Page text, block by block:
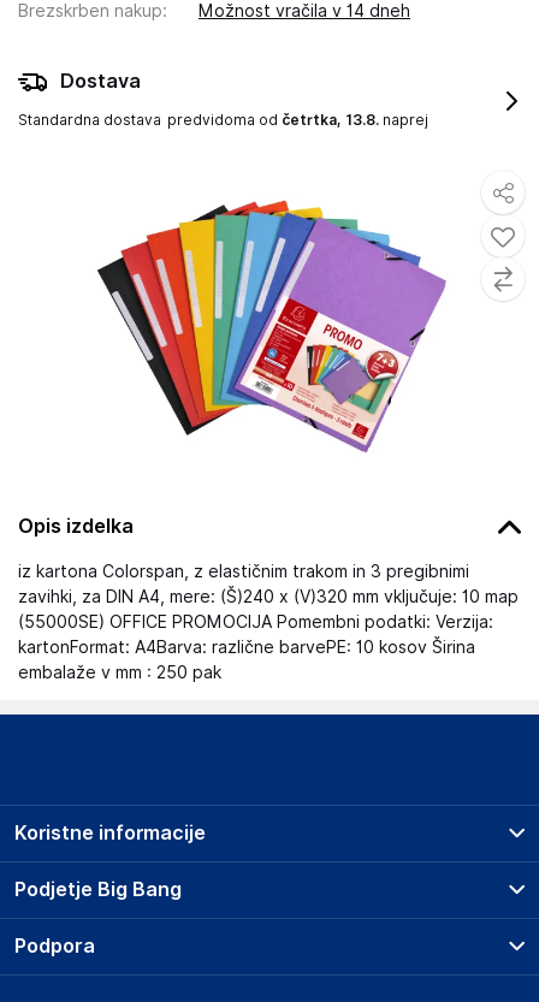
Opis izdelka
iz kartona Colorspan, z elastičnim trakom in 3 pregibnimi
zavihki, za DIN A4, mere: (Š)240 x (V)320 mm vključuje: 10 map
(55000SE) OFFICE PROMOCIJA Pomembni podatki: Verzija:
kartonFormat: A4Barva: različne barvePE: 10 kosov Širina
embalaže v mm : 250 pak
Brezskrben nakup: Možnost vračila v 14 dneh
Dostava
Standardna dostava predvidoma od četrtka, 13.8. naprej
Podjetje Big Bang
O podjetju
Koristne informacije
Prodajna mesta
Storitve
Dostava, vnos in odvoz
Podpora